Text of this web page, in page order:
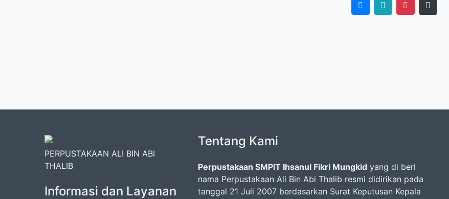
PERPUSTAKAAN ALI BIN ABI
THALIB
Informasi dan Layanan
Tentang Kami
Perpustakaan SMPIT Ihsanul Fikri Mungkid yang di beri
nama Perpustakaan Ali Bin Abi Thalib resmi didirikan pada
tanggal 21 Juli 2007 berdasarkan Surat Keputusan Kepala